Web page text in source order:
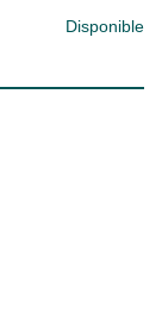
Disponible